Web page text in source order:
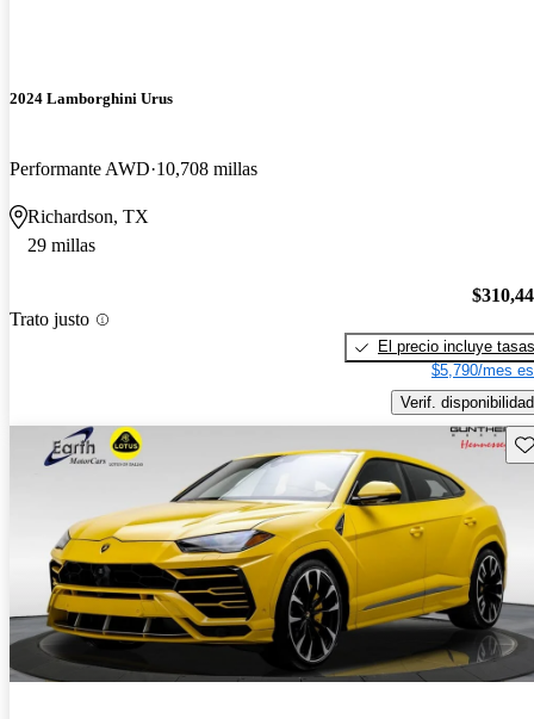
2024 Lamborghini Urus
Performante AWD 10,708 millas
Richardson, TX
29 millas
Trato justo
El precio incluye tasas
$5,790/mes
Verif. disponibilidad